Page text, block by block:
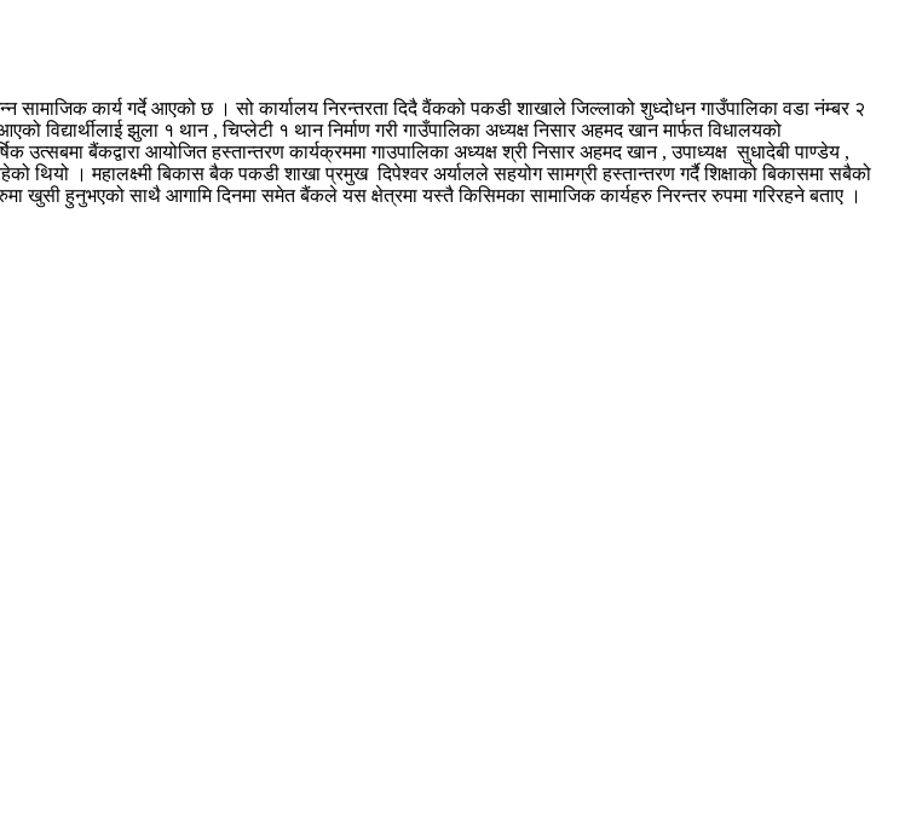
कार्य गर्दे आएको छ । सो कार्यालय निरन्तरता दिदै वैंकको पकडी शाखाले जिल्लाको शुध्दोधन गाउँपालिका वडा नंम्बर २
विद्यार्थीलाई झुला १ थान , चिप्लेटी १ थान निर्माण गरी गाउँपालिका अध्यक्ष निसार अहमद खान मार्फत विधालयको
बैंकद्वारा आयोजित हस्तान्तरण कार्यक्रममा गाउपालिका अध्यक्ष श्री निसार अहमद खान , उपाध्यक्ष सुधादेबी पाण्डेय ,
थियो । महालक्ष्मी बिकास बैक पकडी शाखा प्रमुख दिपेश्वर अर्यालले सहयोग सामग्री हस्तान्तरण गर्दै शिक्षाको बिकासमा सबैको
हुनुभएको साथै आगामि दिनमा समेत बैंकले यस क्षेत्रमा यस्तै किसिमका सामाजिक कार्यहरु निरन्तर रुपमा गरिरहने बताए ।